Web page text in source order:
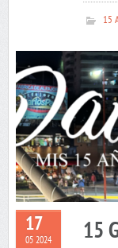
15
17
05 2024 15